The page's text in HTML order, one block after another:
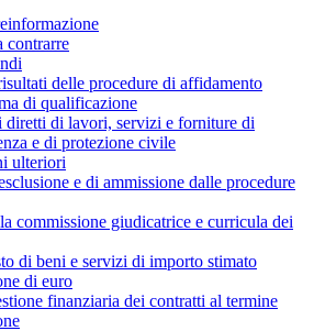
contrarre
delle procedure di affidamento
di qualificazione
diretti di lavori, servizi e forniture di
e di protezione civile
ulteriori
e di ammissione dalle procedure
commissione giudicatrice e curricula dei
di beni e servizi di importo stimato
di euro
finanziaria dei contratti al termine